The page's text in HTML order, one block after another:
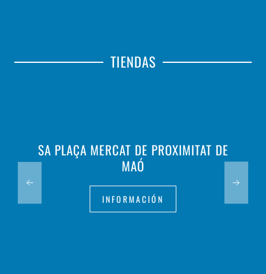
TIENDAS
SA PLAÇA MERCAT DE PROXIMITAT DE
MAÓ
INFORMACIÓN